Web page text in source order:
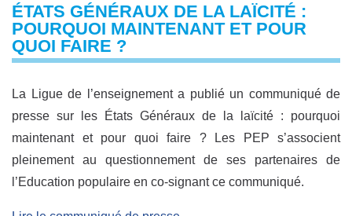
ÉTATS GÉNÉRAUX DE LA LAÏCITÉ :
POURQUOI MAINTENANT ET POUR
QUOI FAIRE ?
La Ligue de l’enseignement a publié un communiqué de
presse sur les États Généraux de la laïcité : pourquoi
maintenant et pour quoi faire ? Les PEP s’associent
pleinement au questionnement de ses partenaires de
l’Education populaire en co-signant ce communiqué.